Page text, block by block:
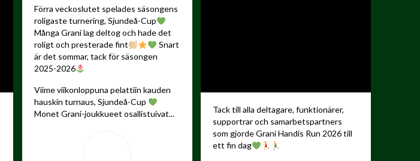
Förra veckoslutet spelades säsongens
roligaste turnering, Sjundeå-Cup
Många Grani lag deltog och hade det
roligt och presterade fint
Snart
är det sommar, tack för säsongen
2025-2026
Viime viikonloppuna pelattiin kauden
hauskin turnaus, Sjundeå-Cup
Monet Grani-joukkueet osallistuivat...
Tack till alla deltagare, funktionärer,
supportrar och samarbetspartners
som gjorde Grani Handis Run 2026 till
ett fin dag